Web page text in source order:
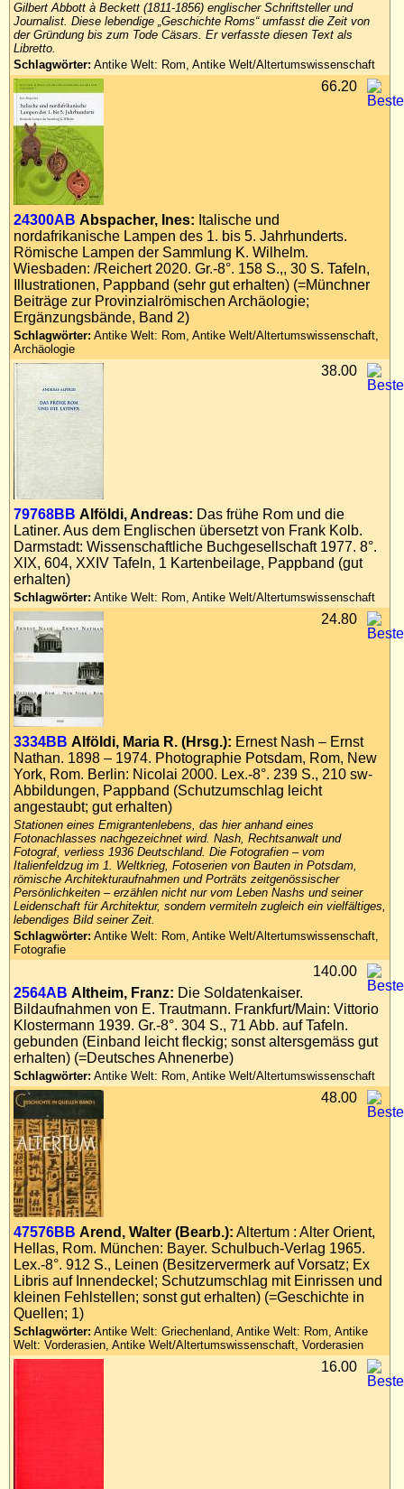
Gilbert Abbott à Beckett (1811-1856) englischer Schriftsteller und
Journalist. Diese lebendige „Geschichte Roms“ umfasst die Zeit von
der Gründung bis zum Tode Cäsars. Er verfasste diesen Text als
Libretto.
Schlagwörter: Antike Welt: Rom, Antike Welt/Altertumswissenschaft
24300AB Abspacher, Ines: Italische und
nordafrikanische Lampen des 1. bis 5. Jahrhunderts.
Römische Lampen der Sammlung K. Wilhelm.
Wiesbaden: /Reichert 2020. Gr.-8°. 158 S.,, 30 S. Tafeln,
Illustrationen, Pappband (sehr gut erhalten) (=Münchner
Beiträge zur Provinzialrömischen Archäologie;
Ergänzungsbände, Band 2)
Schlagwörter: Antike Welt: Rom, Antike Welt/Altertumswissenschaft,
Archäologie
66.20
79768BB Alföldi, Andreas: Das frühe Rom und die
Latiner. Aus dem Englischen übersetzt von Frank Kolb.
Darmstadt: Wissenschaftliche Buchgesellschaft 1977. 8°.
XIX, 604, XXIV Tafeln, 1 Kartenbeilage, Pappband (gut
erhalten)
Schlagwörter: Antike Welt: Rom, Antike Welt/Altertumswissenschaft
38.00
3334BB Alföldi, Maria R. (Hrsg.): Ernest Nash – Ernst
Nathan. 1898 – 1974. Photographie Potsdam, Rom, New
York, Rom. Berlin: Nicolai 2000. Lex.-8°. 239 S., 210 sw-
Abbildungen, Pappband (Schutzumschlag leicht
angestaubt; gut erhalten)
Stationen eines Emigrantenlebens, das hier anhand eines
Fotonachlasses nachgezeichnet wird. Nash, Rechtsanwalt und
Fotograf, verliess 1936 Deutschland. Die Fotografien – vom
Italienfeldzug im 1. Weltkrieg, Fotoserien von Bauten in Potsdam,
römische Architekturaufnahmen und Porträts zeitgenössischer
Persönlichkeiten – erzählen nicht nur vom Leben Nashs und seiner
Leidenschaft für Architektur, sondern vermiteln zugleich ein vielfältiges,
lebendiges Bild seiner Zeit.
Schlagwörter: Antike Welt: Rom, Antike Welt/Altertumswissenschaft,
Fotografie
24.80
2564AB Altheim, Franz: Die Soldatenkaiser.
Bildaufnahmen von E. Trautmann. Frankfurt/Main: Vittorio
Klostermann 1939. Gr.-8°. 304 S., 71 Abb. auf Tafeln.
gebunden (Einband leicht fleckig; sonst altersgemäss gut
erhalten) (=Deutsches Ahnenerbe)
Schlagwörter: Antike Welt: Rom, Antike Welt/Altertumswissenschaft
140.00
47576BB Arend, Walter (Bearb.): Altertum : Alter Orient,
Hellas, Rom. München: Bayer. Schulbuch-Verlag 1965.
Lex.-8°. 912 S., Leinen (Besitzervermerk auf Vorsatz; Ex
Libris auf Innendeckel; Schutzumschlag mit Einrissen und
kleinen Fehlstellen; sonst gut erhalten) (=Geschichte in
Quellen; 1)
Schlagwörter: Antike Welt: Griechenland, Antike Welt: Rom, Antike
Welt: Vorderasien, Antike Welt/Altertumswissenschaft, Vorderasien
48.00
16.00